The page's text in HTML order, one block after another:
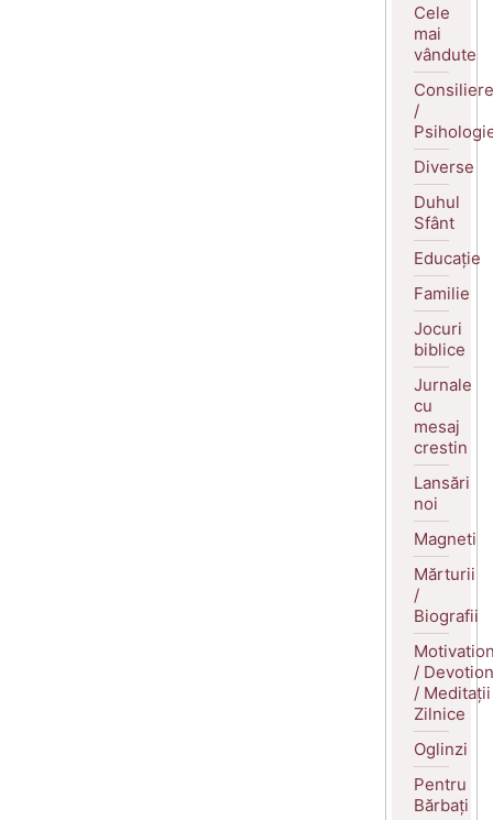
Cele
mai
vândute
Consiliere
/
Diverse
Duhul
Sfânt
Educație
Familie
Jocuri
biblice
Jurnale
cu
mesaj
crestin
Lansări
noi
Magneti
Mărturii
/
Biografii
/
/ Meditații
Zilnice
Oglinzi
Pentru
Bărbați